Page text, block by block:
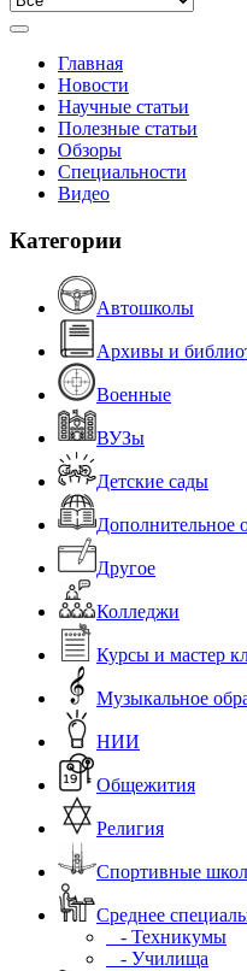
Главная
Новости
Научные статьи
Полезные статьи
Обзоры
Специальности
Видео
Категории
Автошколы
Архивы и
Военные
ВУЗы
Детские сады
Дополнительное
Другое
Колледжи
Курсы и мастер
Музыкальное
НИИ
Общежития
Религия
Спортивные
Среднее
- Техникумы
- Училища